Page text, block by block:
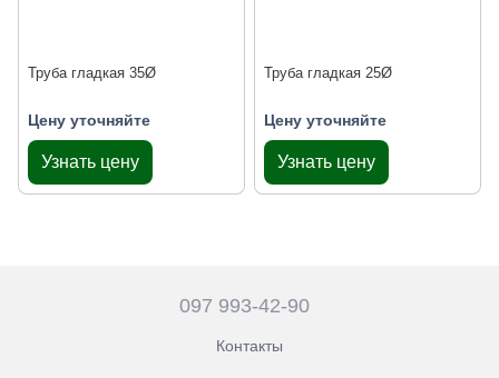
Труба гладкая 35Ø
Цену уточняйте
Узнать цену
Труба гладкая 25Ø
Цену уточняйте
Узнать цену
097 993-42-90
Контакты